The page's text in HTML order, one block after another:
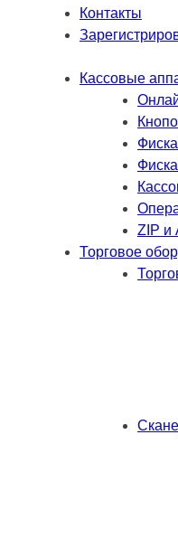
Контакты
Кассовые
ZIP и
Торговое